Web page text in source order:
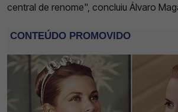
central de renome", concluiu Álvaro